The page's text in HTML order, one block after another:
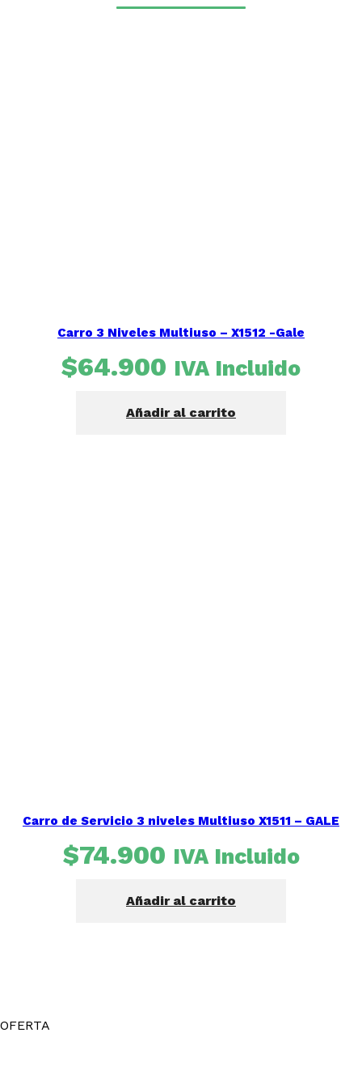
Carro 3 Niveles Multiuso – X1512 -Gale
$64.900 IVA Incluido
Añadir al carrito
Carro de Servicio 3 niveles Multiuso X1511 – GALE
$74.900 IVA Incluido
Añadir al carrito
OFERTA